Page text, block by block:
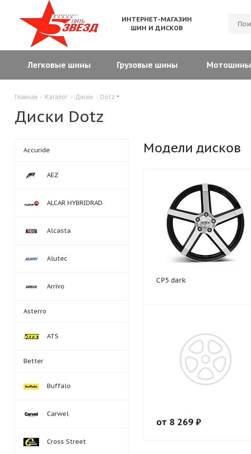
ИНТЕРНЕТ-МАГАЗИН
ШИН И ДИСКОВ
Легковые шины Грузовые шины Мотошины
Главная - Каталог - Диски - Dotz
Диски Dotz
Модели дисков
CP5 dark
от 8 269 ₽
Accuride
AEZ
ALCAR HYBRIDRAD
Alcasta
Alutec
Arrivo
Asterro
ATS
Better
Buffalo
Carwel
Cross Street